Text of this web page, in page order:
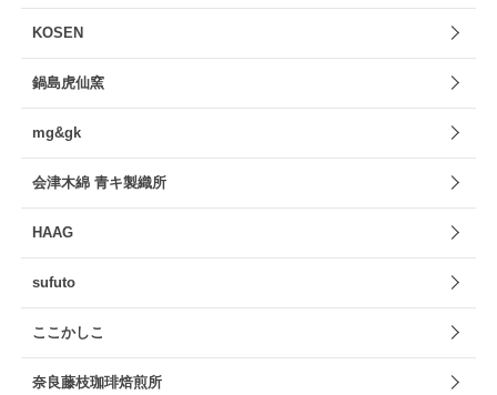
KOSEN
鍋島虎仙窯
mg&gk
会津木綿 青キ製織所
HAAG
sufuto
ここかしこ
奈良藤枝珈琲焙煎所